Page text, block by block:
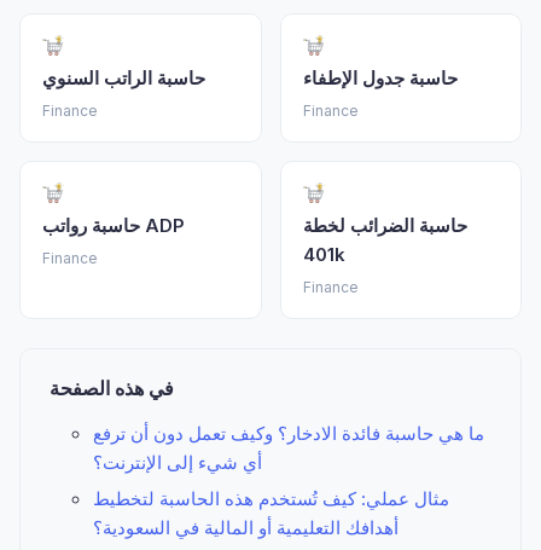
حاسبة الراتب السنوي
Finance
حاسبة جدول الإطفاء
Finance
حاسبة رواتب ADP
Finance
حاسبة الضرائب لخطة
401k
Finance
في هذه الصفحة
ما هي حاسبة فائدة الادخار؟ وكيف تعمل دون أن ترفع
أي شيء إلى الإنترنت؟
مثال عملي: كيف تُستخدم هذه الحاسبة لتخطيط
أهدافك التعليمية أو المالية في السعودية؟